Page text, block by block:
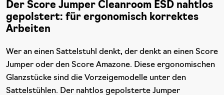
Der Score Jumper Cleanroom ESD nahtlos
gepolstert: für ergonomisch korrektes
Arbeiten
Wer an einen Sattelstuhl denkt, der denkt an einen Score
Jumper oder den Score Amazone. Diese ergonomischen
Glanzstücke sind die Vorzeigemodelle unter den
Sattelstühlen. Der nahtlos gepolsterte Jumper